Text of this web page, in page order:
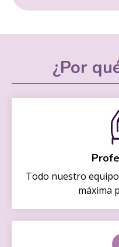
¿Por
Todo nuestro
máxima